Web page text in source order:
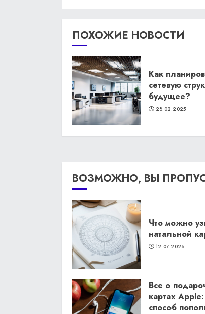
ПОХОЖИЕ НОВОСТИ
Как
сетевую
будущее?
28.02.2025
ВОЗМОЖНО, ВЫ
Что можно
натальной
12.07.2026
Все о
картах
способ